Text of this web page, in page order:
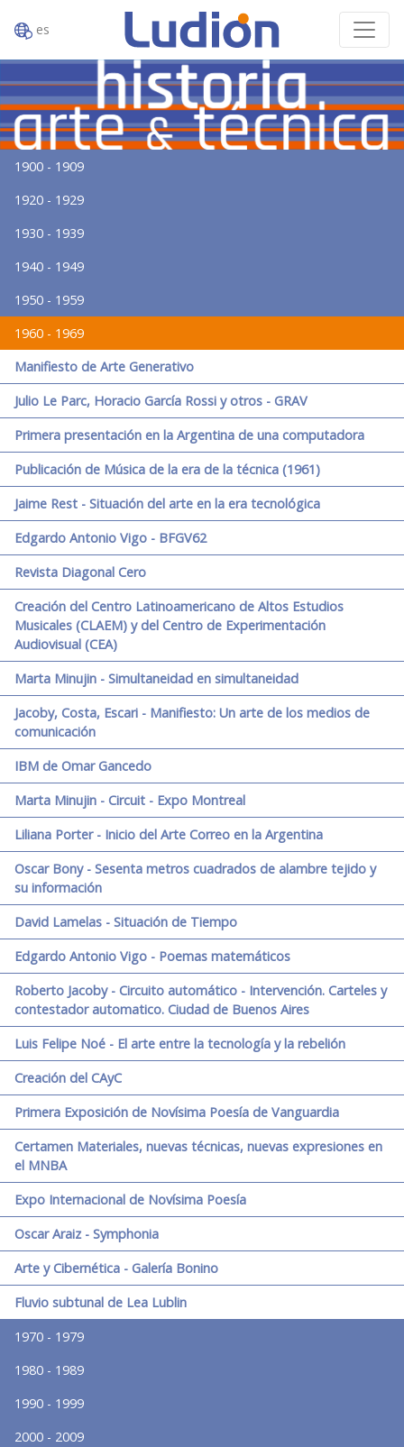
es
1900 - 1909
1920 - 1929
1930 - 1939
1940 - 1949
1950 - 1959
1960 - 1969
Manifiesto de Arte Generativo
Julio Le Parc, Horacio García Rossi y otros - GRAV
Primera presentación en la Argentina de una computadora
Publicación de Música de la era de la técnica (1961)
Jaime Rest - Situación del arte en la era tecnológica
Edgardo Antonio Vigo - BFGV62
Revista Diagonal Cero
Creación del Centro Latinoamericano de Altos Estudios
Musicales (CLAEM) y del Centro de Experimentación
Audiovisual (CEA)
Marta Minujin - Simultaneidad en simultaneidad
Jacoby, Costa, Escari - Manifiesto: Un arte de los medios de
comunicación
IBM de Omar Gancedo
Marta Minujin - Circuit - Expo Montreal
Liliana Porter - Inicio del Arte Correo en la Argentina
Oscar Bony - Sesenta metros cuadrados de alambre tejido y
su información
David Lamelas - Situación de Tiempo
Edgardo Antonio Vigo - Poemas matemáticos
Roberto Jacoby - Circuito automático - Intervención. Carteles y
contestador automatico. Ciudad de Buenos Aires
Luis Felipe Noé - El arte entre la tecnología y la rebelión
Creación del CAyC
Primera Exposición de Novísima Poesía de Vanguardia
Certamen Materiales, nuevas técnicas, nuevas expresiones en
el MNBA
Expo Internacional de Novísima Poesía
Oscar Araiz - Symphonia
Arte y Cibernética - Galería Bonino
Fluvio subtunal de Lea Lublin
1970 - 1979
1980 - 1989
1990 - 1999
2000 - 2009